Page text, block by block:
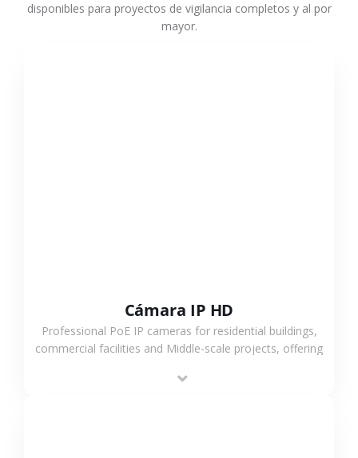
disponibles para proyectos de vigilancia completos y al por
mayor.
Cámara IP HD
Professional PoE IP cameras for residential buildings,
commercial facilities and Middle-scale projects, offering
support.